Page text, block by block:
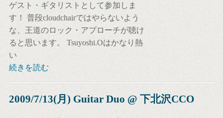
ゲスト・ギタリストとして参加しま
す！ 普段cloudchairではやらないよう
な、王道のロック・アプローチが聴け
ると思います。 Tsuyoshi.Oはかなり熱
い
続きを読む
2009/7/13(月) Guitar Duo @ 下北沢CCO